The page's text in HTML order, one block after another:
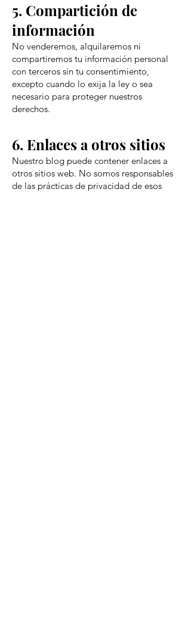
5. Compartición de
información
No venderemos, alquilaremos ni
compartiremos tu información personal
con terceros sin tu consentimiento,
excepto cuando lo exija la ley o sea
necesario para proteger nuestros
derechos.
6. Enlaces a otros sitios
Nuestro blog puede contener enlaces a
otros sitios web. No somos responsables
de las prácticas de privacidad de esos